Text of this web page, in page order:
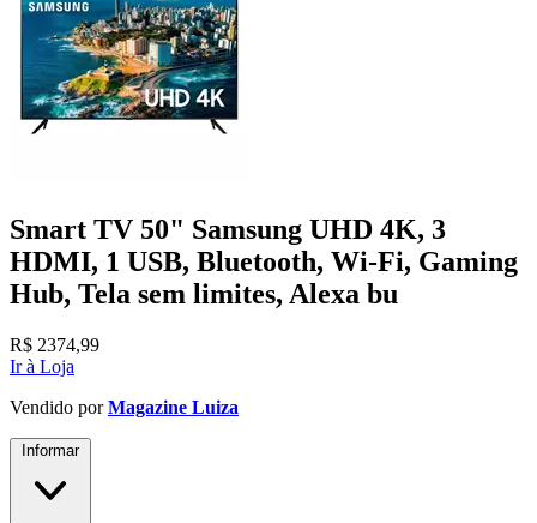
Smart TV 50" Samsung UHD 4K, 3
HDMI, 1 USB, Bluetooth, Wi-Fi, Gaming
Hub, Tela sem limites, Alexa bu
R$ 2374,99
Ir à Loja
Vendido porMagazine Luiza
Informar